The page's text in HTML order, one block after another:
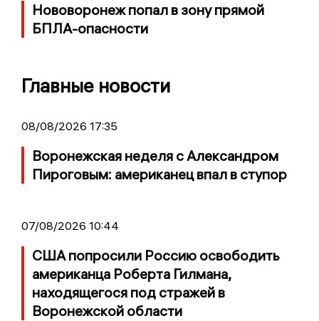
Нововоронеж попал в зону прямой
БПЛА-опасности
Главные новости
08/08/2026 17:35
Воронежская неделя с Александром
Пироговым: американец впал в ступор
07/08/2026 10:44
США попросили Россию освободить
американца Роберта Гилмана,
находящегося под стражей в
Воронежской области